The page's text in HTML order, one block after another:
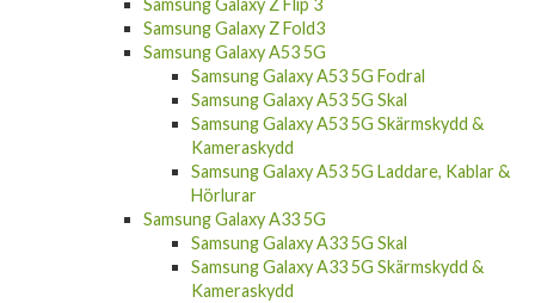
Samsung Galaxy Z Flip 3
Samsung Galaxy Z Fold3
Samsung Galaxy A53 5G
Samsung Galaxy A53 5G Fodral
Samsung Galaxy A53 5G Skal
Samsung Galaxy A53 5G Skärmskydd &
Kameraskydd
Samsung Galaxy A53 5G Laddare, Kablar &
Hörlurar
Samsung Galaxy A33 5G
Samsung Galaxy A33 5G Skal
Samsung Galaxy A33 5G Skärmskydd &
Kameraskydd